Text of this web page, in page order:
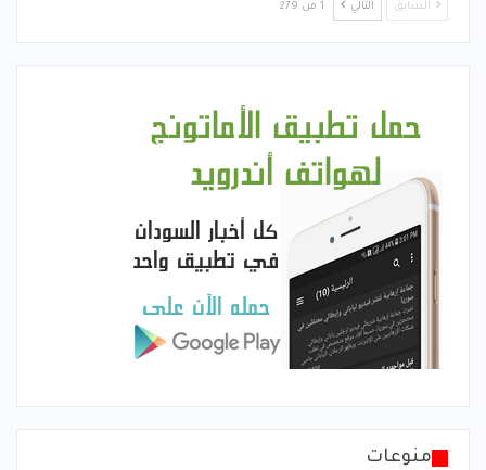
السابق التالي 1 من 279
منوعات